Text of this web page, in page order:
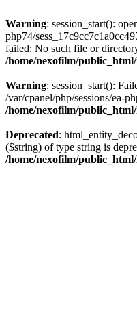
Warning: session_start():
php74/
failed: No such file or
/home/nexofilm/
Warning: session_start():
/var/cpanel/php/sessions/ea-
/home/nexofilm/
Deprecated:
($string) of type string is
/home/nexofilm/